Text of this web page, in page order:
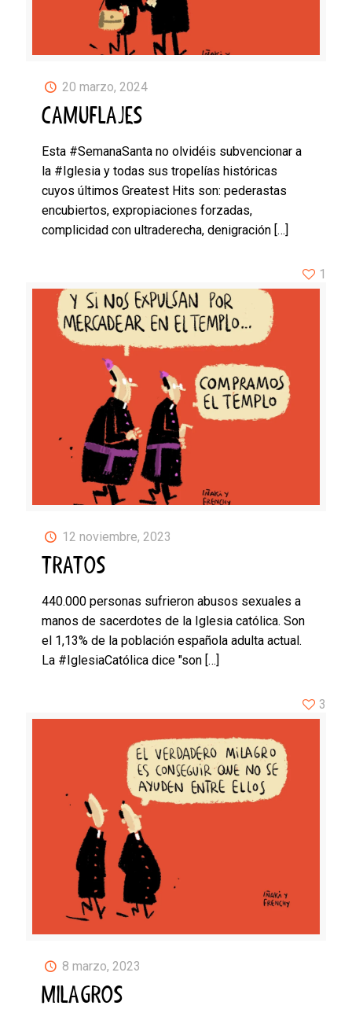
20 marzo, 2024
CAMUFLAJES
Esta #SemanaSanta no olvidéis subvencionar a
la #Iglesia y todas sus tropelías históricas
cuyos últimos Greatest Hits son: pederastas
encubiertos, expropiaciones forzadas,
complicidad con ultraderecha, denigración […]
12 noviembre, 2023
TRATOS
440.000 personas sufrieron abusos sexuales a
manos de sacerdotes de la Iglesia católica. Son
el 1,13% de la población española adulta actual.
La #IglesiaCatólica dice "son […]
1
8 marzo, 2023
MILAGROS
3